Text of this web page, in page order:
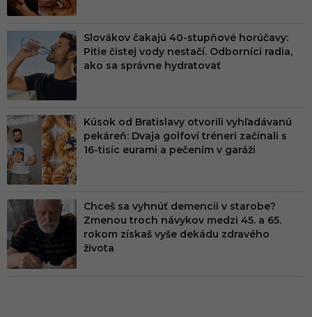
Slovákov čakajú 40-stupňové horúčavy:
Pitie čistej vody nestačí. Odborníci radia,
ako sa správne hydratovať
Kúsok od Bratislavy otvorili vyhľadávanú
pekáreň: Dvaja golfoví tréneri začínali s
16-tisíc eurami a pečením v garáži
Chceš sa vyhnúť demencii v starobe?
Zmenou troch návykov medzi 45. a 65.
rokom získaš vyše dekádu zdravého
života